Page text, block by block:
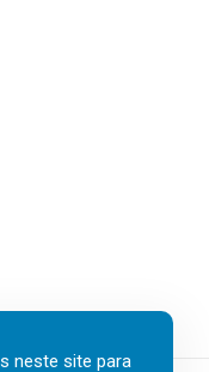
neste site para